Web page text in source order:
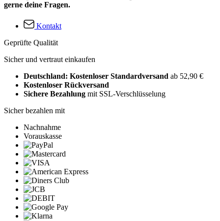
gerne deine Fragen.
Kontakt
Geprüfte Qualität
Sicher und vertraut einkaufen
Deutschland: Kostenloser Standardversand ab 52,90 €
Kostenloser Rückversand
Sichere Bezahlung mit SSL-Verschlüsselung
Sicher bezahlen mit
Nachnahme
Vorauskasse